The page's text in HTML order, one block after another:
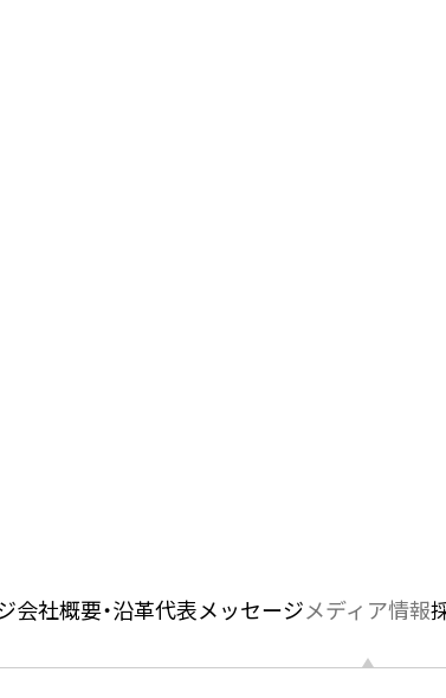
会社概要・沿革代表メッセージメディア情報